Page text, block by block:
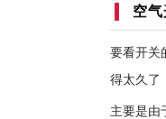
空
要看开关
得太久了
主要是由